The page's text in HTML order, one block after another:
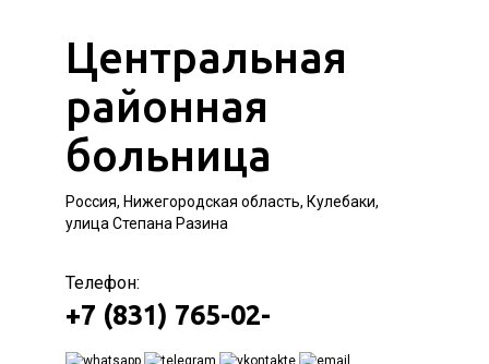
Центральная
районная
больница
Россия, Нижегородская область, Кулебаки,
улица Степана Разина
Телефон:
+7 (831) 765-02-